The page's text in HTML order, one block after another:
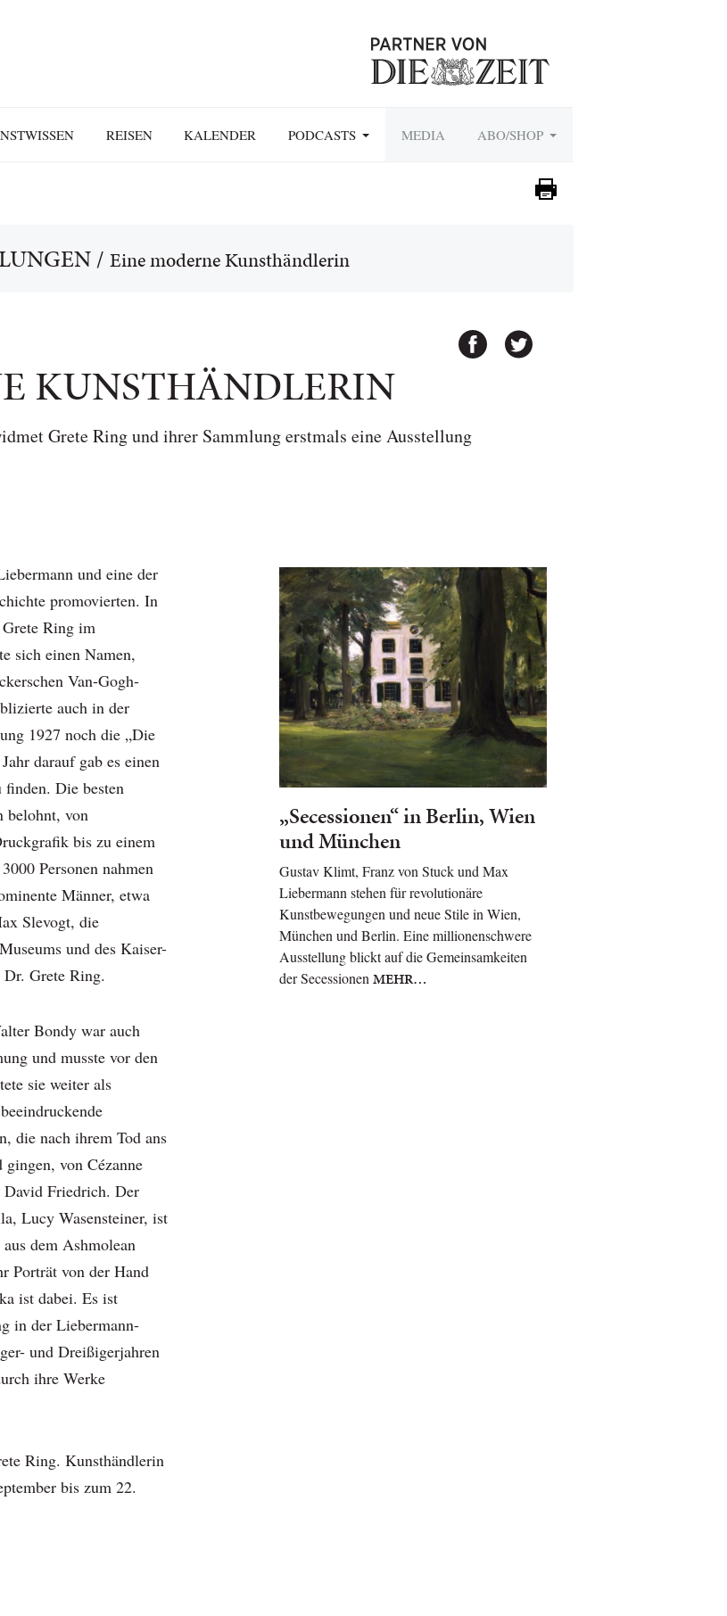
REISEN KALENDER PODCASTS MEDIA ABO/SHOP
/ Eine moderne Kunsthändlerin
KUNSTHÄNDLERIN
Grete Ring und ihrer Sammlung erstmals eine Ausstellung
und eine der
promovierten. In
Ring im
sich einen Namen,
Van-Gogh-
auch in der
1927 noch die „Die
darauf gab es einen
Die besten
belohnt, von
bis zu einem
Personen nahmen
Männer, etwa
Slevogt, die
und des Kaiser-
Grete Ring.
Bondy war auch
und musste vor den
sie weiter als
die nach ihrem Tod ans
von Cézanne
David Friedrich. Der
Lucy Wasensteiner, ist
dem Ashmolean
Porträt von der Hand
ist dabei. Es ist
in der Liebermann-
und Dreißigerjahren
ihre Werke
Ring. Kunsthändlerin
bis zum 22.
„Secessionen“ in Berlin, Wien
und München
Gustav Klimt, Franz von Stuck und Max
Liebermann stehen für revolutionäre
Kunstbewegungen und neue Stile in Wien,
München und Berlin. Eine millionenschwere
Ausstellung blickt auf die Gemeinsamkeiten
der SecessionenMEHR…